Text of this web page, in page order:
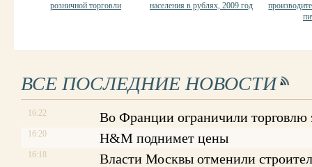
розничной торговли
населения в рублях, 2009 год
ВСЕ ПОСЛЕДНИЕ НОВОСТИ
16:22 Во Франции ограничили торговлю
16:20 H&M поднимет цены
16:18
Власти Москвы отменили